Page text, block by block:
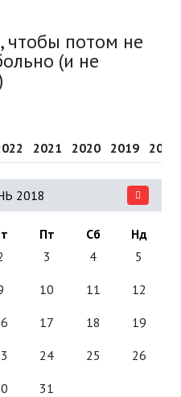
чтобы потом не
(и не
2021 2020 2019 2018
2018
Пт Сб
Нд
3 4 5
10 11 12
17 18 19
24 25 26
31